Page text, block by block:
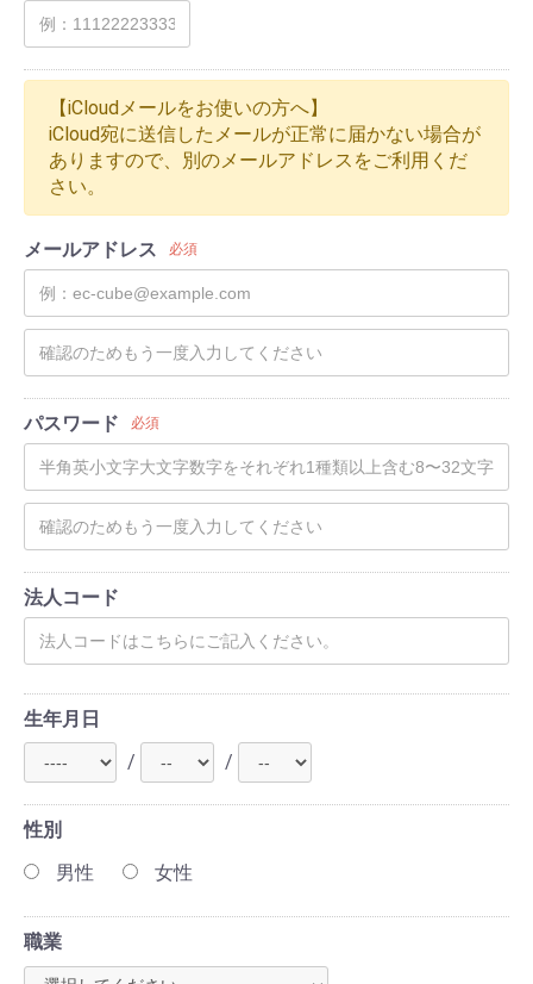
【iCloudメールをお使いの方へ】
iCloud宛に送信したメールが正常に届かない場合が
ありますので、別のメールアドレスをご利用くだ
さい。
メールアドレス 必須
パスワード 必須
法人コード
生年月日
/
/
性別
男性
女性
職業